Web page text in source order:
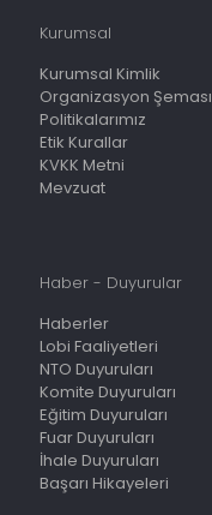
Kurumsal
Kurumsal Kimlik
Organizasyon Şeması
Politikalarımız
Etik Kurallar
KVKK Metni
Mevzuat
Haber - Duyurular
Haberler
Lobi Faaliyetleri
NTO Duyuruları
Komite Duyuruları
Eğitim Duyuruları
Fuar Duyuruları
İhale Duyuruları
Başarı Hikayeleri